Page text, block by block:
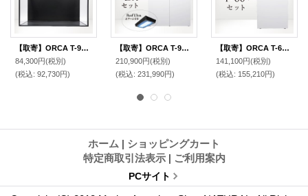
【取寄】ORCA T-90+ 水槽
84,300円(税別)
(税込: 92,730円)
【取寄】ORCA T-90+ DXセット 白
210,900円(税別)
(税込: 231,990円)
【取寄】ORCA T-60+ セット 白
141,100円(税別)
(税込: 155,210円)
ホーム | ショッピングカート
特定商取引法表示 | ご利用案内
PCサイト